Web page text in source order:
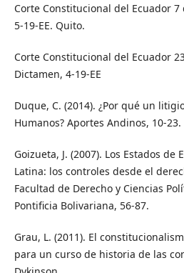
Corte Constitucional del Ecuador 7
5-19-EE. Quito.
Corte Constitucional del Ecuador
Dictamen, 4-19-EE
Duque, C. (2014). ¿Por qué un
Humanos? Aportes Andinos, 10-23.
Goizueta, J. (2007). Los Estados de
Latina: los controles desde el
Facultad de Derecho y Ciencias
Pontificia Bolivariana, 56-87.
Grau, L. (2011). El
para un curso de historia de las